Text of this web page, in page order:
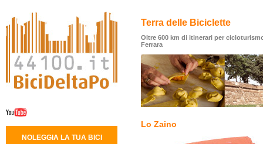
Terra delle Biciclette
Oltre 600 km di itinerari per
Ferrara
NOLEGGIA LA TUA BICI
Lo Zaino